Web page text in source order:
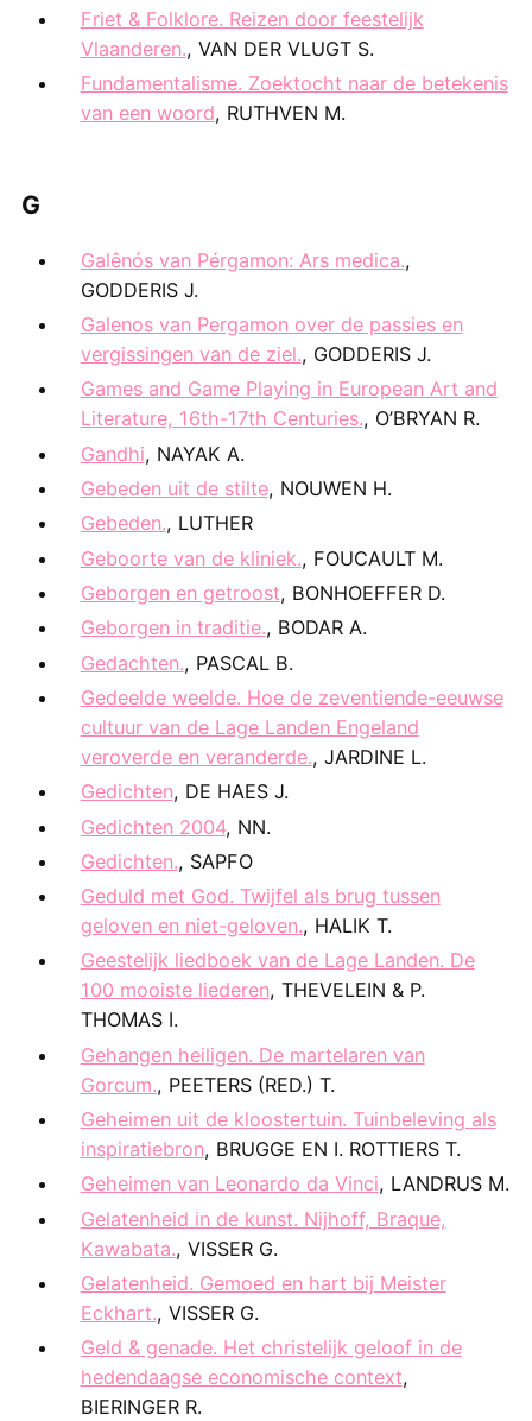
Friet & Folklore. Reizen door feestelijk
Vlaanderen., VAN DER VLUGT S.
Fundamentalisme. Zoektocht naar de betekenis
van een woord, RUTHVEN M.
G
Galênós van Pérgamon: Ars medica.,
GODDERIS J.
Galenos van Pergamon over de passies en
vergissingen van de ziel., GODDERIS J.
Games and Game Playing in European Art and
Literature, 16th-17th Centuries., O’BRYAN R.
Gandhi, NAYAK A.
Gebeden uit de stilte, NOUWEN H.
Gebeden., LUTHER
Geboorte van de kliniek., FOUCAULT M.
Geborgen en getroost, BONHOEFFER D.
Geborgen in traditie., BODAR A.
Gedachten., PASCAL B.
Gedeelde weelde. Hoe de zeventiende-eeuwse
cultuur van de Lage Landen Engeland
veroverde en veranderde., JARDINE L.
Gedichten, DE HAES J.
Gedichten 2004, NN.
Gedichten., SAPFO
Geduld met God. Twijfel als brug tussen
geloven en niet-geloven., HALIK T.
Geestelijk liedboek van de Lage Landen. De
100 mooiste liederen, THEVELEIN & P.
THOMAS I.
Gehangen heiligen. De martelaren van
Gorcum., PEETERS (RED.) T.
Geheimen uit de kloostertuin. Tuinbeleving als
inspiratiebron, BRUGGE EN I. ROTTIERS T.
Geheimen van Leonardo da Vinci, LANDRUS M.
Gelatenheid in de kunst. Nijhoff, Braque,
Kawabata., VISSER G.
Gelatenheid. Gemoed en hart bij Meister
Eckhart., VISSER G.
Geld & genade. Het christelijk geloof in de
hedendaagse economische context,
BIERINGER R.